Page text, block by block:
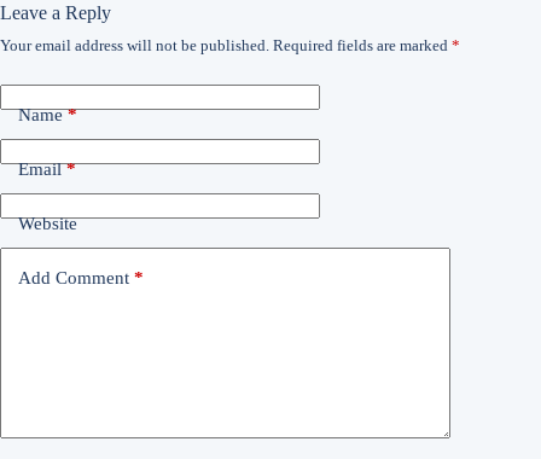
Leave a Reply
Your email address will not be published. Required fields are marked *
Name*
Email*
Website
Add Comment *